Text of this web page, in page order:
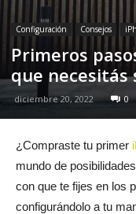
Configuración Consejos
Primeros
que necesitás
diciembre 20, 2022 0
¿Compraste tu primer
mundo de
con que te fijes en los
configurándolo a tu